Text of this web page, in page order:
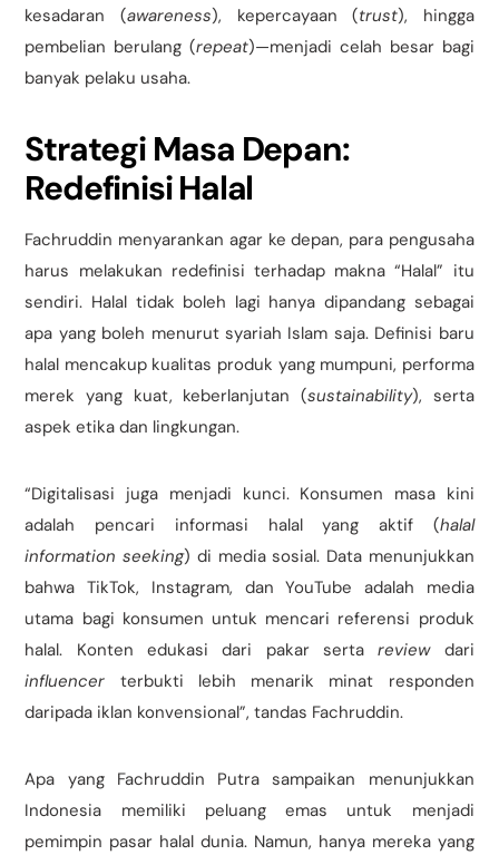
kesadaran (awareness), kepercayaan (trust), hingga
pembelian berulang (repeat)—menjadi celah besar bagi
banyak pelaku usaha.
Strategi Masa Depan:
Redefinisi Halal
Fachruddin menyarankan agar ke depan, para pengusaha
harus melakukan redefinisi terhadap makna “Halal” itu
sendiri. Halal tidak boleh lagi hanya dipandang sebagai
apa yang boleh menurut syariah Islam saja. Definisi baru
halal mencakup kualitas produk yang mumpuni, performa
merek yang kuat, keberlanjutan (sustainability), serta
aspek etika dan lingkungan.
“Digitalisasi juga menjadi kunci. Konsumen masa kini
adalah pencari informasi halal yang aktif (halal
information seeking) di media sosial. Data menunjukkan
bahwa TikTok, Instagram, dan YouTube adalah media
utama bagi konsumen untuk mencari referensi produk
halal. Konten edukasi dari pakar sertareviewdari
influencer terbukti lebih menarik minat responden
daripada iklan konvensional”, tandas Fachruddin.
Apa yang Fachruddin Putra sampaikan menunjukkan
Indonesia memiliki peluang emas untuk menjadi
pemimpin pasar halal dunia. Namun, hanya mereka yang